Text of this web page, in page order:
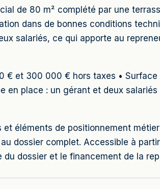
de 80 m² complété par une
dans de bonnes conditions
salariés, ce qui apporte au
€ et 300 000 € hors taxes •
en place : un gérant et deux
éléments de positionnement
dossier complet. Accessible à
du dossier et le financement de la